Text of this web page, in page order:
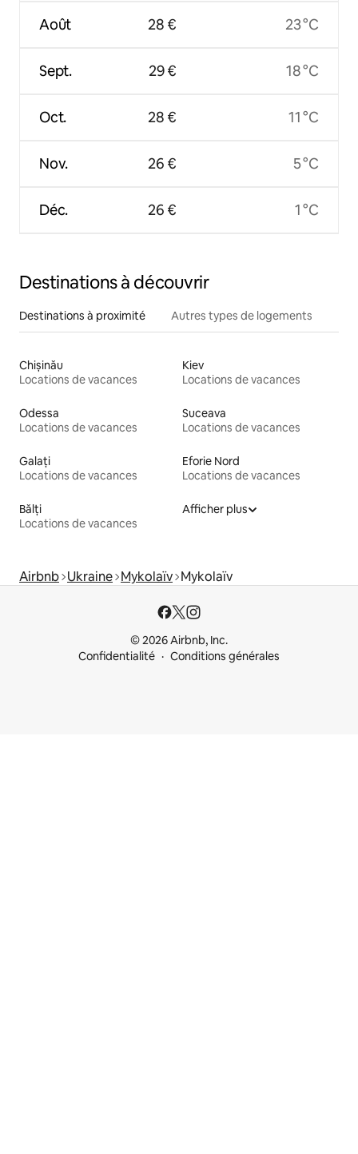
Août
Sept.
Oct.
Nov.
Déc.
28 €
29 €
28 €
26 €
26 €
23 °C
18 °C
11 °C
5 °C
1 °C
Destinations à découvrir
Destinations à proximité Autres types de logements
Chișinău
Locations de vacances
Kiev
Locations de vacances
Odessa
Locations de vacances
Suceava
Locations de vacances
Galați
Locations de vacances
Eforie Nord
Locations de vacances
Bălți
Locations de vacances
Afficher plus
Airbnb Ukraine Mykolaïv Mykolaïv
© 2026 Airbnb, Inc.
Confidentialité
Conditions générales